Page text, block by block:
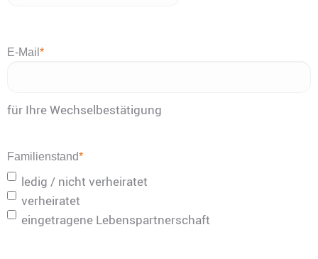
Punkt
E-Mail *
für Ihre Wechselbestätigung
Familienstand*
ledig / nicht verheiratet
verheiratet
eingetragene Lebenspartnerschaft